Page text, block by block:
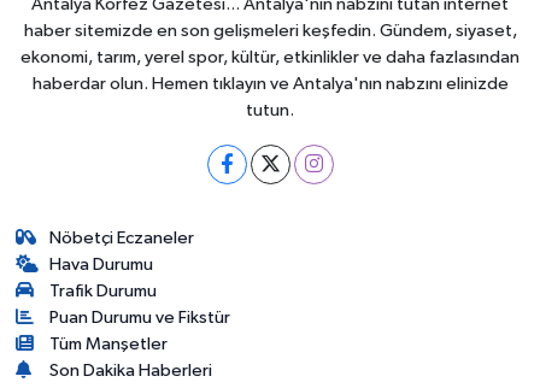
Antalya Körfez Gazetesi... Antalya'nın nabzını tutan internet
haber sitemizde en son gelişmeleri keşfedin. Gündem, siyaset,
ekonomi, tarım, yerel spor, kültür, etkinlikler ve daha fazlasından
haberdar olun. Hemen tıklayın ve Antalya'nın nabzını elinizde
tutun.
Nöbetçi Eczaneler
Hava Durumu
Trafik Durumu
Puan Durumu ve Fikstür
Tüm Manşetler
Son Dakika Haberleri